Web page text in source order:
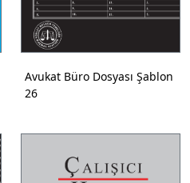
Avukat Büro Dosyası Şablon
26